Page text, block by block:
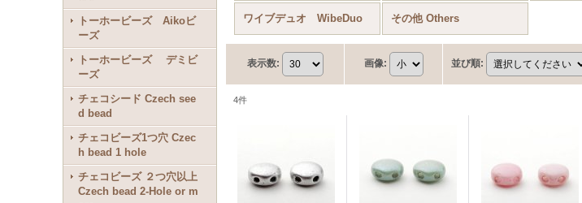
トーホービーズ Aikoビ
ーズ
トーホービーズ デミビ
ーズ
チェコシード Czech see
d bead
チェコビーズ1つ穴 Czec
h bead 1 hole
チェコビーズ ２つ穴以上
Czech bead 2-Hole or m
ワイブデュオ WibeDuo その他 Others
表示数: 画像: 並び順:
4件